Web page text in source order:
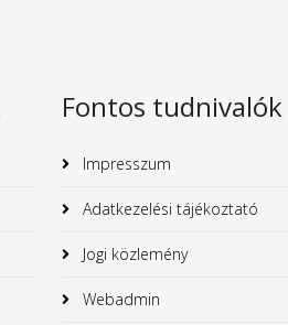
Fontos tudnivalók
Impresszum
Adatkezelési tájékoztató
Jogi közlemény
Webadmin